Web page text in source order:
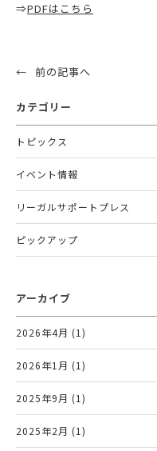
⇒PDFはこちら
前の記事へ
カテゴリー
トピックス
イベント情報
リーガルサポートプレス
ピックアップ
アーカイブ
2026年4月 (1)
2026年1月 (1)
2025年9月 (1)
2025年2月 (1)